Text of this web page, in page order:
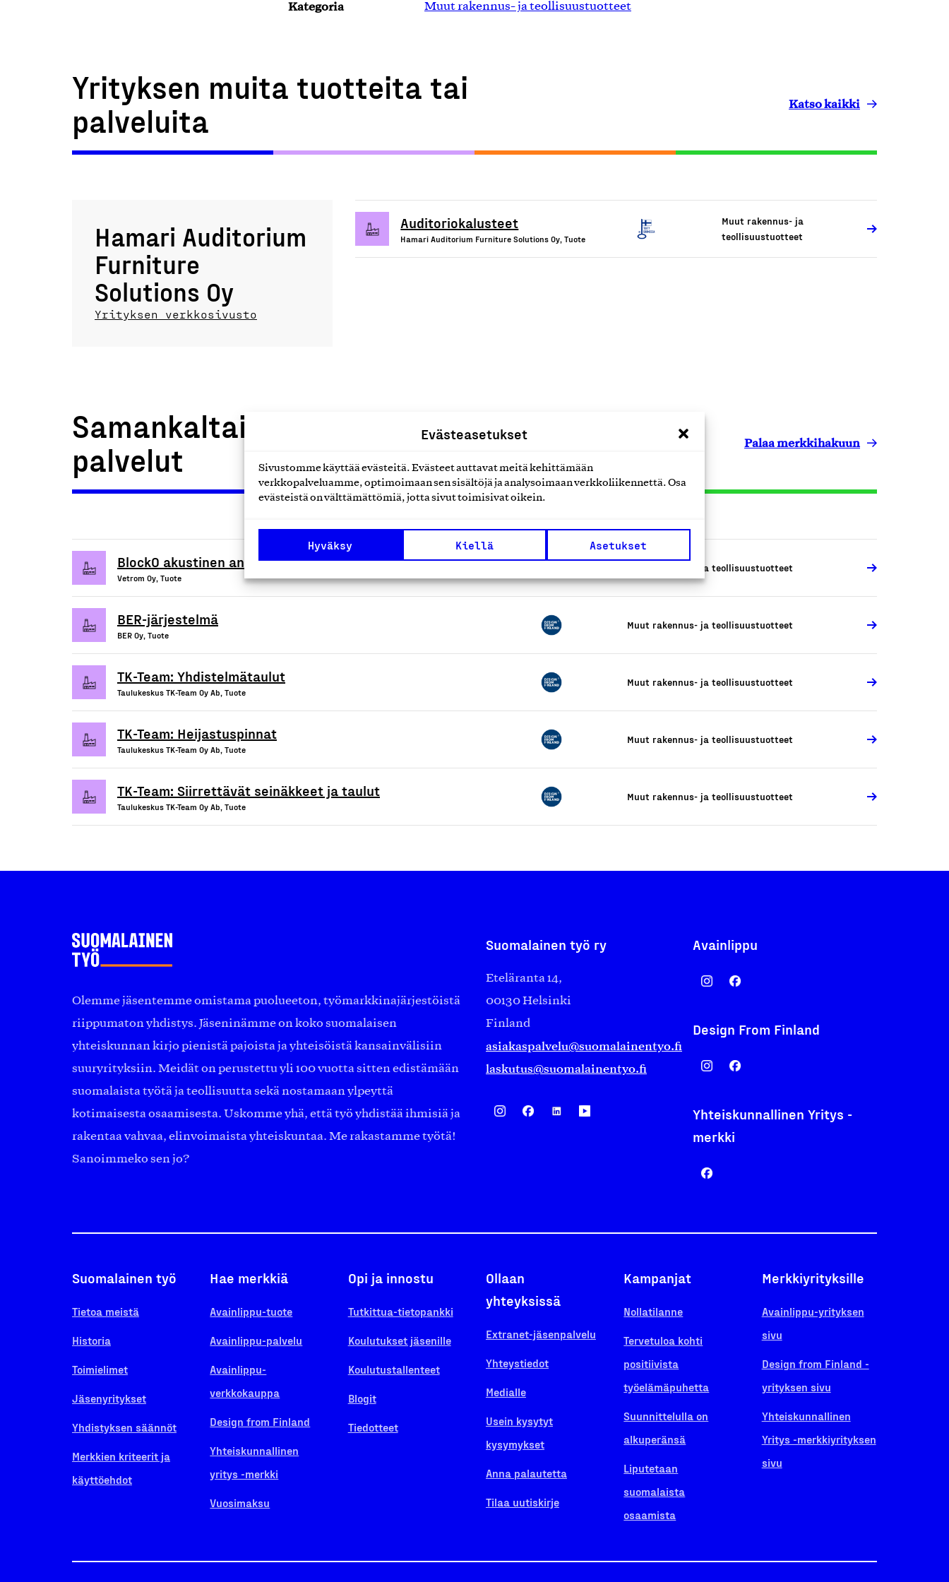
Evästeasetukset
Sivustomme käyttää evästeitä. Evästeet auttavat meitä kehittämään
verkkopalveluamme, optimoimaan sen sisältöjä ja analysoimaan verkkoliikennettä. Osa
evästeistä on välttämättömiä, jotta sivut toimisivat oikein.
Hyväksy Kiellä Asetukset
Kategoria Muut rakennus- ja teollisuustuotteet
Yrityksen muita tuotteita tai
palveluita
Katso kaikki
Hamari Auditorium
Furniture
Solutions Oy
Yrityksen verkkosivusto
Auditoriokalusteet
Hamari Auditorium Furniture Solutions Oy, Tuote
Muut rakennus- ja
teollisuustuotteet
Samankaltaiset tuotteet tai
palvelut
Palaa merkkihakuun
BlockO akustinen antimikrobinen tapaamistila
Vetrom Oy, Tuote
Muut rakennus- ja teollisuustuotteet
BER-järjestelmä
BER Oy, Tuote
Muut rakennus- ja teollisuustuotteet
TK-Team: Yhdistelmätaulut
Taulukeskus TK-Team Oy Ab, Tuote
Muut rakennus- ja teollisuustuotteet
TK-Team: Heijastuspinnat
Taulukeskus TK-Team Oy Ab, Tuote
Muut rakennus- ja teollisuustuotteet
TK-Team: Siirrettävät seinäkkeet ja taulut
Taulukeskus TK-Team Oy Ab, Tuote
Muut rakennus- ja teollisuustuotteet
Olemme jäsentemme omistama puolueeton, työmarkkinajärjestöistä
riippumaton yhdistys. Jäseninämme on koko suomalaisen
yhteiskunnan kirjo pienistä pajoista ja yhteisöistä kansainvälisiin
suuryrityksiin. Meidät on perustettu yli 100 vuotta sitten edistämään
suomalaista työtä ja teollisuutta sekä nostamaan ylpeyttä
kotimaisesta osaamisesta. Uskomme yhä, että työ yhdistää ihmisiä ja
rakentaa vahvaa, elinvoimaista yhteiskuntaa. Me rakastamme työtä!
Sanoimmeko sen jo?
Suomalainen työ ry
Eteläranta 14,
00130 Helsinki
Finland
asiakaspalvelu@suomalainentyo.fi
laskutus@suomalainentyo.fi
Avainlippu
Design From Finland
Yhteiskunnallinen Yritys -
merkki
Suomalainen työ
Tietoa meistä
Historia
Toimielimet
Jäsenyritykset
Yhdistyksen säännöt
Merkkien kriteerit ja
käyttöehdot
Hae merkkiä
Avainlippu-tuote
Avainlippu-palvelu
Avainlippu-
verkkokauppa
Design from Finland
Yhteiskunnallinen
yritys -merkki
Vuosimaksu
Opi ja innostu
Tutkittua-tietopankki
Koulutukset jäsenille
Koulutustallenteet
Blogit
Tiedotteet
Ollaan
yhteyksissä
Extranet-jäsenpalvelu
Yhteystiedot
Medialle
Usein kysytyt
kysymykset
Anna palautetta
Tilaa uutiskirje
Kampanjat
Nollatilanne
Tervetuloa kohti
positiivista
työelämäpuhetta
Suunnittelulla on
alkuperänsä
Liputetaan
suomalaista
osaamista
Merkkiyrityksille
Avainlippu-yrityksen
sivu
Design from Finland -
yrityksen sivu
Yhteiskunnallinen
Yritys -merkkiyrityksen
sivu